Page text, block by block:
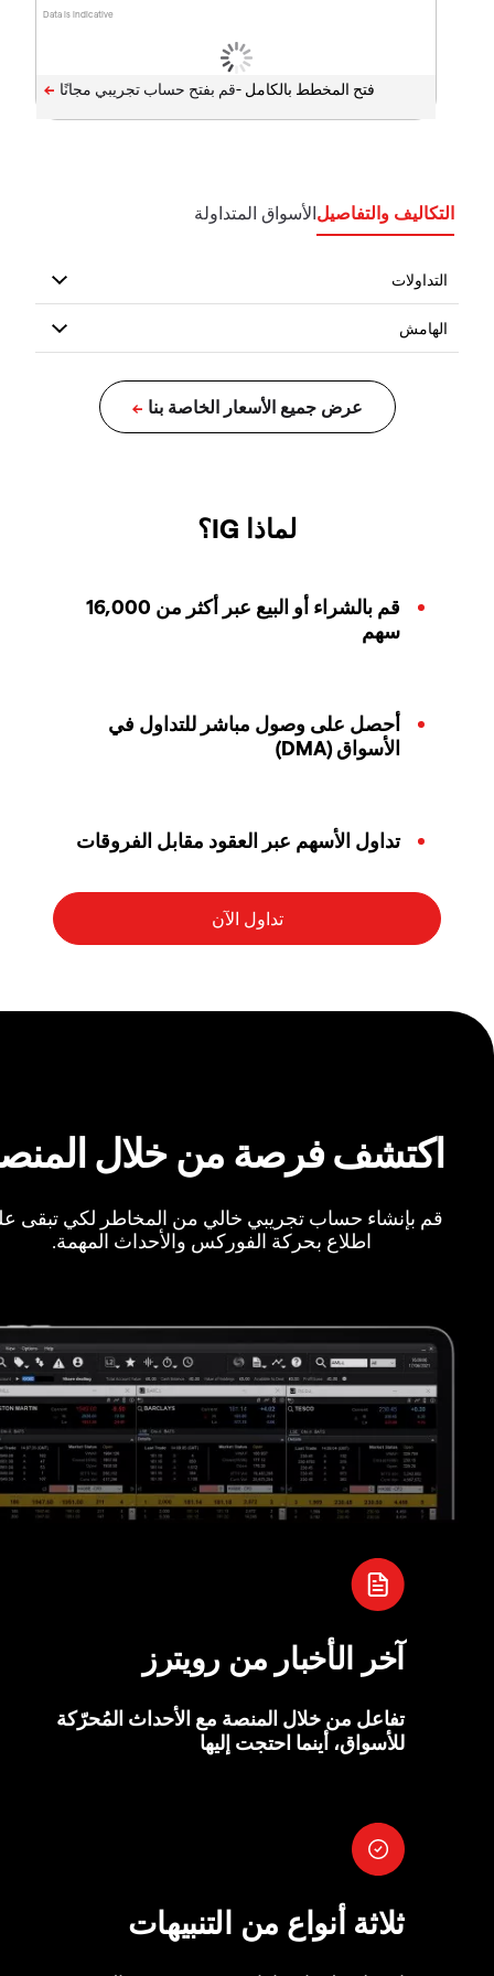
Data is indicative
فتح المخطط بالكامل -
التكاليف والتفاصيلالأسواق المتداولة
لماذا IG؟
قم بالشراء أو البيع عبر أكثر من 16,000
سهم
أحصل على وصول مباشر للتداول في
الأسواق (DMA)
تداول الأسهم عبر العقود مقابل الفروقات
اكتشف فرصة من خلال
قم بإنشاء حساب تجريبي خالي من المخاطر لكي تبقى
اطلاع بحركة الفوركس والأحداث المهمة.
آخر الأخبار من رويترز
تفاعل من خلال المنصة مع الأحداث المُحرّكة
للأسواق، أينما احتجت إليها
ثلاثة أنواع من التنبيهات